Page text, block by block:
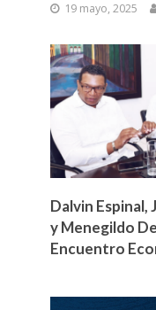
19 mayo, 2025
Dalvin Espinal,
y Menegildo
Encuentro